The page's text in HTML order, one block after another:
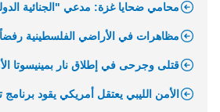
محامي ضحايا غزة: مدعي "الجنائية
مظاهرات في الأراضي الفلسطينية
قتلى وجرحى في إطلاق نار بمينيسوتا
الأمن الليبي يعتقل أمريكي يقود برنامج